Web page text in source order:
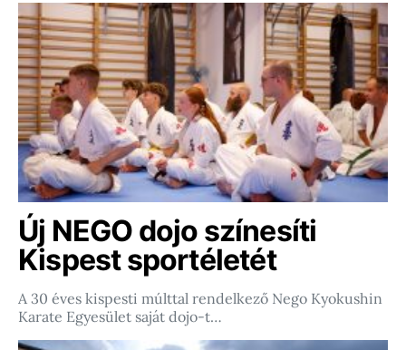
Új NEGO dojo színesíti
Kispest sportéletét
A 30 éves kispesti múlttal rendelkező Nego Kyokushin
Karate Egyesület saját dojo-t…